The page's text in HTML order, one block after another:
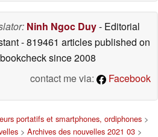
Ninh Ngoc Duy- Editorial
- 819461 articles published on
since 2008
contact me via:
Facebook
portatifs et smartphones, ordiphones >
> Archives des nouvelles 2021 03 >